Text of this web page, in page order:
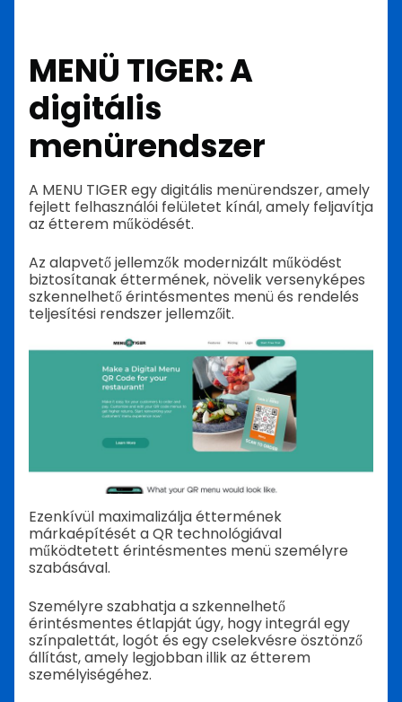
MENÜ TIGER: A
digitális
menürendszer
A MENU TIGER egy digitális menürendszer, amely
fejlett felhasználói felületet kínál, amely feljavítja
az étterem működését.
Az alapvető jellemzők modernizált működést
biztosítanak éttermének, növelik versenyképes
szkennelhető érintésmentes menü és rendelés
teljesítési rendszer jellemzőit.
Ezenkívül maximalizálja éttermének
márkaépítését a QR technológiával
működtetett érintésmentes menü személyre
szabásával.
Személyre szabhatja a szkennelhető
érintésmentes étlapját úgy, hogy integrál egy
színpalettát, logót és egy cselekvésre ösztönző
állítást, amely legjobban illik az étterem
személyiségéhez.